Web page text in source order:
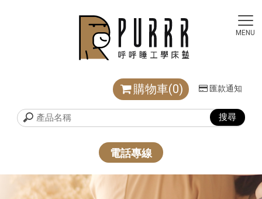
購物車(0) 匯款通知
電話專線